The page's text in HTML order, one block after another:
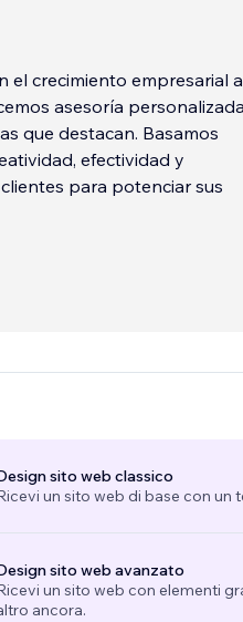
el crecimiento empresarial a
asesoría
que destacan. Basamos
efectividad y
para potenciar sus
sito web classico
un sito web di base con un
sito web avanzato
un sito web con elementi
ancora.